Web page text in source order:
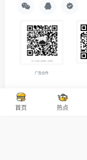
首页 热点
广告合作
Copyright © 2026沪ICP